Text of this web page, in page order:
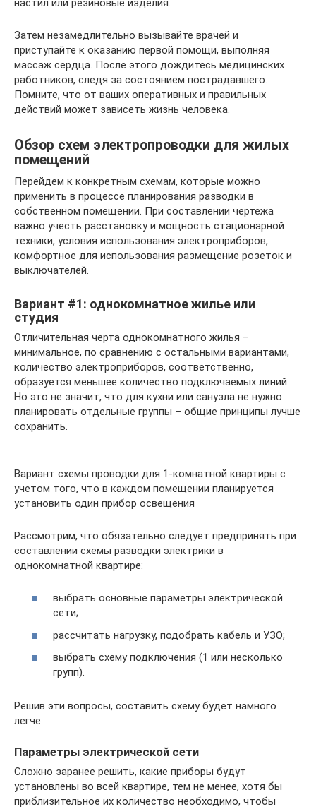
Затем незамедлительно вызывайте врачей и
приступайте к оказанию первой помощи, выполняя
массаж сердца. После этого дождитесь медицинских
работников, следя за состоянием пострадавшего.
Помните, что от ваших оперативных и правильных
действий может зависеть жизнь человека.
Обзор схем электропроводки для жилых
помещений
Перейдем к конкретным схемам, которые можно
применить в процессе планирования разводки в
собственном помещении. При составлении чертежа
важно учесть расстановку и мощность стационарной
техники, условия использования электроприборов,
комфортное для использования размещение розеток и
выключателей.
Вариант #1: однокомнатное жилье или
студия
Отличительная черта однокомнатного жилья –
минимальное, по сравнению с остальными вариантами,
количество электроприборов, соответственно,
образуется меньшее количество подключаемых линий.
Но это не значит, что для кухни или санузла не нужно
планировать отдельные группы – общие принципы лучше
сохранить.
Вариант схемы проводки для 1-комнатной квартиры с
учетом того, что в каждом помещении планируется
установить один прибор освещения
Рассмотрим, что обязательно следует предпринять при
составлении схемы разводки электрики в
однокомнатной квартире:
выбрать основные параметры электрической
сети;
рассчитать нагрузку, подобрать кабель и УЗО;
выбрать схему подключения (1 или несколько
групп).
Решив эти вопросы, составить схему будет намного
легче.
Параметры электрической сети
Сложно заранее решить, какие приборы будут
установлены во всей квартире, тем не менее, хотя бы
приблизительное их количество необходимо, чтобы